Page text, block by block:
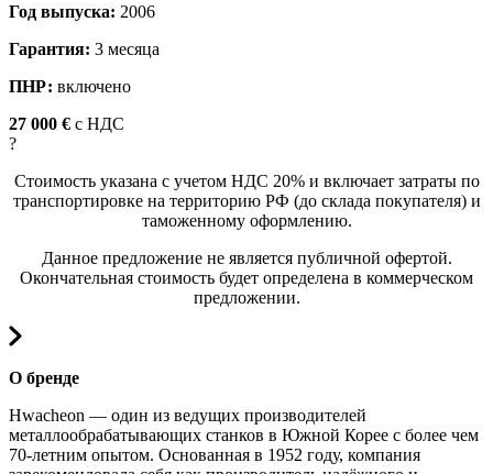
Год выпуска: 2006
Гарантия: 3 месяца
ПНР: включено
27 000 € c НДС
?
Стоимость указана с учетом НДС 20% и включает затраты по
транспортировке на территорию РФ (до склада покупателя) и
таможенному оформлению.
Данное предложение не является публичной офертой.
Окончательная стоимость будет определена в коммерческом
предложении.
О бренде
Hwacheon — один из ведущих производителей
металлообрабатывающих станков в Южной Корее с более чем
70-летним опытом. Основанная в 1952 году, компания